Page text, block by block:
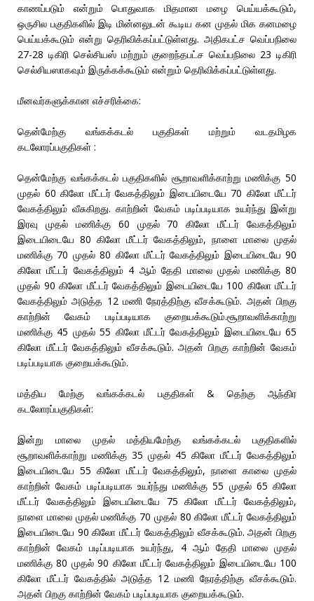
காணப்படும் என்றும் பொதுவாக மிதமான மழை பெய்யக்கூடும்,
ஒருசில பகுதிகளில் இடி மின்னலுடன் கூடிய கன முதல் மிக கனமழை
பெய்யக்கூடும் என்று தெரிவிக்கப்பட்டுள்ளது. அதிகபட்ச வெப்பநிலை
27-28 டிகிரி செல்சியஸ் மற்றும் குறைந்தபட்ச வெப்பநிலை 23 டிகிரி
செல்சியஸாகவும் இருக்கக்கூடும் என்றும் தெரிவிக்கப்பட்டுள்ளது.
மீனவர்களுக்கான எச்சரிக்கை:
தென்மேற்கு வங்கக்கடல் பகுதிகள் மற்றும் வடதமிழக
கடலோரப்பகுதிகள் :
தென்மேற்கு வங்கக்கடல் பகுதிகளில் சூறாவளிக்காற்று மணிக்கு 50
முதல் 60 கிலோ மீட்டர் வேகத்திலும் இடையிடையே 70 கிலோ மீட்டர்
வேகத்திலும் வீசுகிறது. காற்றின் வேகம் படிப்படியாக உயர்ந்து இன்று
இரவு முதல் மணிக்கு 60 முதல் 70 கிலோ மீட்டர் வேகத்திலும்
இடையிடையே 80 கிலோ மீட்டர் வேகத்திலும், நாளை மாலை முதல்
மணிக்கு 70 முதல் 80 கிலோ மீட்டர் வேகத்திலும் இடையிடையே 90
கிலோ மீட்டர் வேகத்திலும் 4 ஆம் தேதி மாலை முதல் மணிக்கு 80
முதல் 90 கிலோ மீட்டர் வேகத்திலும் இடையிடையே 100 கிலோ மீட்டர்
வேகத்திலும் அடுத்த 12 மணி நேரத்திற்கு வீசக்கூடும். அதன் பிறகு
காற்றின் வேகம் படிப்படியாக குறையக்கூடும்.சூறாவளிக்காற்று
மணிக்கு 45 முதல் 55 கிலோ மீட்டர் வேகத்திலும் இடையிடையே 65
கிலோ மீட்டர் வேகத்திலும் வீசக்கூடும். அதன் பிறகு காற்றின் வேகம்
படிப்படியாக குறையக்கூடும்.
மத்திய மேற்கு வங்கக்கடல் பகுதிகள் & தெற்கு ஆந்திர
கடலோரப்பகுதிகள்:
இன்று மாலை முதல் மத்தியமேற்கு வங்கக்கடல் பகுதிகளில்
சூறாவளிக்காற்று மணிக்கு 35 முதல் 45 கிலோ மீட்டர் வேகத்திலும்
இடையிடையே 55 கிலோ மீட்டர் வேகத்திலும், நாளை காலை முதல்
காற்றின் வேகம் படிப்படியாக உயர்ந்து மணிக்கு 55 முதல் 65 கிலோ
மீட்டர் வேகத்திலும் இடையிடையே 75 கிலோ மீட்டர் வேகத்திலும்,
நாளை மாலை முதல் மணிக்கு 70 முதல் 80 கிலோ மீட்டர் வேகத்திலும்
இடையிடையே 90 கிலோ மீட்டர் வேகத்திலும் வீசக்கூடும். அதன் பிறகு
காற்றின் வேகம் படிப்படியாக உயர்ந்து, 4 ஆம் தேதி மாலை முதல்
மணிக்கு 80 முதல் 90 கிலோ மீட்டர் வேகத்திலும் இடையிடையே 100
கிலோ மீட்டர் வேகத்தில் அடுத்த 12 மணி நேரத்திற்கு வீசக்கூடும்.
அதன் பிறகு காற்றின் வேகம் படிப்படியாக குறையக்கூடும்.